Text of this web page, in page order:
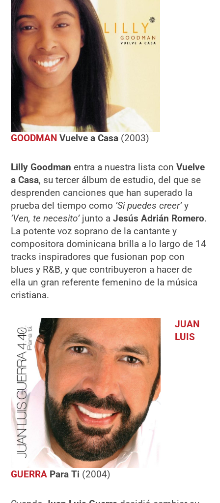
GOODMAN Vuelve a Casa (2003)
Lilly Goodman entra a nuestra lista conVuelve
a Casa, su tercer álbum de estudio, del que se
desprenden canciones que han superado la
prueba del tiempo como ‘Si puedes creer’y
‘Ven, te necesito’junto aJesús Adrián Romero.
La potente voz soprano de la cantante y
compositora dominicana brilla a lo largo de 14
tracks inspiradores que fusionan pop con
blues y R&B, y que contribuyeron a hacer de
ella un gran referente femenino de la música
cristiana.
JUAN
LUIS
GUERRA Para Ti (2004)